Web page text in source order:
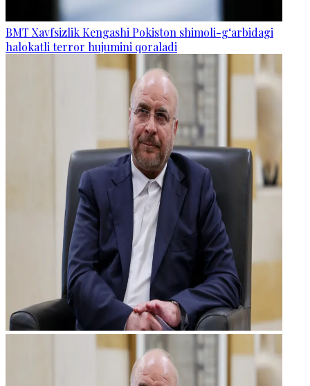
BMT Xavfsizlik Kengashi Pokiston shimoli-g‘arbidagi
halokatli terror hujumini qoraladi